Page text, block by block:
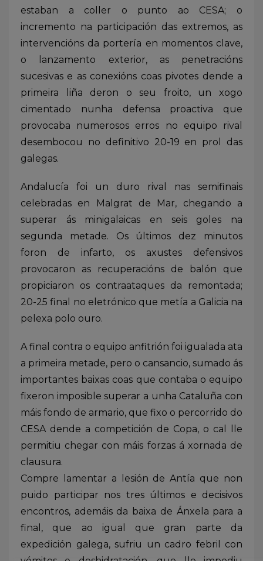
estaban a coller o punto ao CESA; o
incremento na participación das extremos, as
intervencións da portería en momentos clave,
o lanzamento exterior, as penetracións
sucesivas e as conexións coas pivotes dende a
primeira liña deron o seu froito, un xogo
cimentado nunha defensa proactiva que
provocaba numerosos erros no equipo rival
desembocou no definitivo 20-19 en prol das
galegas.
Andalucía foi un duro rival nas semifinais
celebradas en Malgrat de Mar, chegando a
superar ás minigalaicas en seis goles na
segunda metade. Os últimos dez minutos
foron de infarto, os axustes defensivos
provocaron as recuperacións de balón que
propiciaron os contraataques da remontada;
20-25 final no eletrónico que metía a Galicia na
pelexa polo ouro.
A final contra o equipo anfitrión foi igualada ata
a primeira metade, pero o cansancio, sumado ás
importantes baixas coas que contaba o equipo
fixeron imposible superar a unha Cataluña con
máis fondo de armario, que fixo o percorrido do
CESA dende a competición de Copa, o cal lle
permitiu chegar con máis forzas á xornada de
clausura.
Compre lamentar a lesión de Antía que non
puido participar nos tres últimos e decisivos
encontros, ademáis da baixa de Ánxela para a
final, que ao igual que gran parte da
expedición galega, sufriu un cadro febril con